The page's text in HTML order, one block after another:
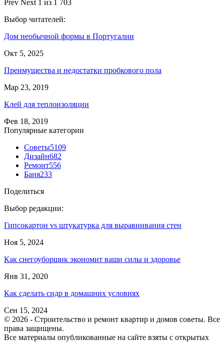
Prev Next 1 из 1 703
Выбор читателей:
Дом необычной формы в Португалии
Окт 5, 2025
Преимущества и недостатки пробкового пола
Мар 23, 2019
Клей для теплоизоляции
Фев 18, 2019
Популярные категории
Советы5109
Дизайн682
Ремонт556
Баня233
Поделиться
Выбор редакции:
Гипсокартон vs штукатурка для выравнивания стен
Ноя 5, 2024
Как снегоуборщик экономит ваши силы и здоровье
Янв 31, 2020
Как сделать сидр в домашних условиях
Сен 15, 2024
© 2026 - Строительство и ремонт квартир и домов советы. Все
права защищены.
Все материалы опубликованные на сайте взяты с открытых